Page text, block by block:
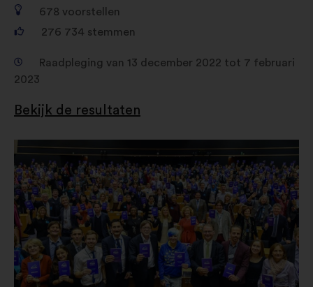
678 voorstellen
276 734 stemmen
Raadpleging van 13 december 2022 tot 7 februari
2023
Bekijk de resultaten
Openen
in
een
nieuw
tabblad